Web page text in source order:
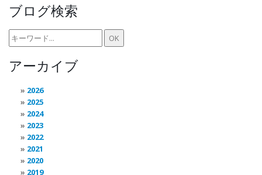
ブログ検索
アーカイブ
2026
2025
2024
2023
2022
2021
2020
2019